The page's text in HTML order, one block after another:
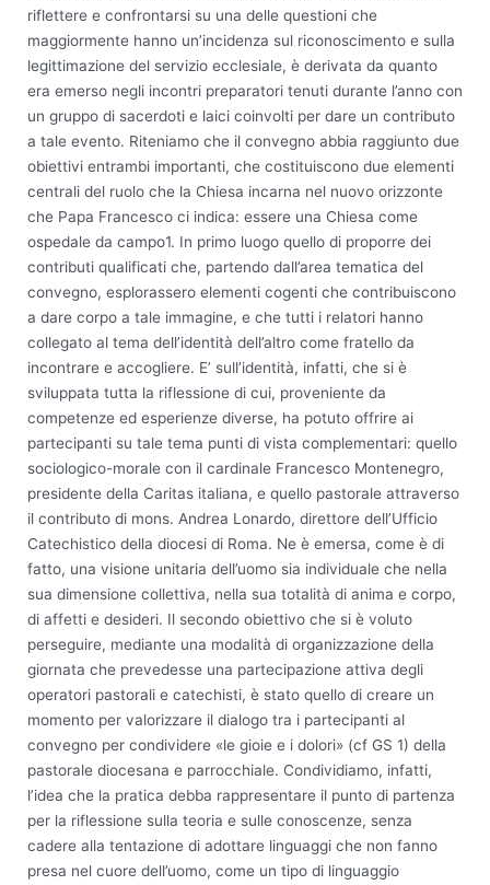
riflettere e confrontarsi su una delle questioni che
maggiormente hanno un’incidenza sul riconoscimento e sulla
legittimazione del servizio ecclesiale, è derivata da quanto
era emerso negli incontri preparatori tenuti durante l’anno con
un gruppo di sacerdoti e laici coinvolti per dare un contributo
a tale evento. Riteniamo che il convegno abbia raggiunto due
obiettivi entrambi importanti, che costituiscono due elementi
centrali del ruolo che la Chiesa incarna nel nuovo orizzonte
che Papa Francesco ci indica: essere una Chiesa come
ospedale da campo1. In primo luogo quello di proporre dei
contributi qualificati che, partendo dall’area tematica del
convegno, esplorassero elementi cogenti che contribuiscono
a dare corpo a tale immagine, e che tutti i relatori hanno
collegato al tema dell’identità dell’altro come fratello da
incontrare e accogliere. E’ sull’identità, infatti, che si è
sviluppata tutta la riflessione di cui, proveniente da
competenze ed esperienze diverse, ha potuto offrire ai
partecipanti su tale tema punti di vista complementari: quello
sociologico-morale con il cardinale Francesco Montenegro,
presidente della Caritas italiana, e quello pastorale attraverso
il contributo di mons. Andrea Lonardo, direttore dell’Ufficio
Catechistico della diocesi di Roma. Ne è emersa, come è di
fatto, una visione unitaria dell’uomo sia individuale che nella
sua dimensione collettiva, nella sua totalità di anima e corpo,
di affetti e desideri. Il secondo obiettivo che si è voluto
perseguire, mediante una modalità di organizzazione della
giornata che prevedesse una partecipazione attiva degli
operatori pastorali e catechisti, è stato quello di creare un
momento per valorizzare il dialogo tra i partecipanti al
convegno per condividere «le gioie e i dolori» (cf GS 1) della
pastorale diocesana e parrocchiale. Condividiamo, infatti,
l’idea che la pratica debba rappresentare il punto di partenza
per la riflessione sulla teoria e sulle conoscenze, senza
cadere alla tentazione di adottare linguaggi che non fanno
presa nel cuore dell’uomo, come un tipo di linguaggio